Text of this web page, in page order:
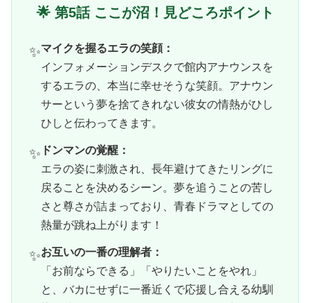
🌟 第5話 ここが沼！見どころポイント
✨マイクを握るエラの笑顔：
インフォメーションデスクで館内アナウンスを
するエラの、本当に幸せそうな笑顔。アナウン
サーという夢を捨てきれない彼女の情熱がひし
ひしと伝わってきます。
✨ ドンマンの覚醒：
エラの姿に刺激され、長年避けてきたリングに
戻ることを決めるシーン。夢を追うことの苦し
さと尊さが詰まっており、青春ドラマとしての
熱量が跳ね上がります！
✨お互いの一番の理解者：
「お前ならできる」「やりたいことをやれ」
と、バカにせずに一番近くで応援し合える幼馴